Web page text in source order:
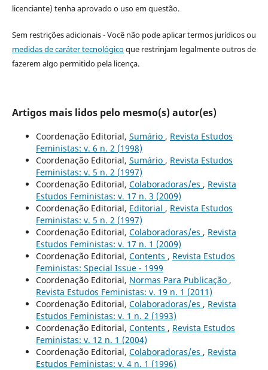
licenciante) tenha aprovado o uso em questão.
Sem restrições adicionais - Você não pode aplicar termos jurídicos ou
medidas de caráter tecnológicoque restrinjam legalmente outros de
fazerem algo permitido pela licença.
Artigos mais lidos pelo mesmo(s) autor(es)
Coordenação Editorial, Sumário , Revista Estudos
Feministas: v. 6 n. 2 (1998)
Coordenação Editorial, Sumário , Revista Estudos
Feministas: v. 5 n. 2 (1997)
Coordenação Editorial, Colaboradoras/es , Revista
Estudos Feministas: v. 17 n. 3 (2009)
Coordenação Editorial, Editorial , Revista Estudos
Feministas: v. 5 n. 2 (1997)
Coordenação Editorial, Colaboradoras/es , Revista
Estudos Feministas: v. 17 n. 1 (2009)
Coordenação Editorial, Contents , Revista Estudos
Feministas: Special Issue - 1999
Coordenação Editorial, Normas Para Publicação ,
Revista Estudos Feministas: v. 19 n. 1 (2011)
Coordenação Editorial, Colaboradoras/es , Revista
Estudos Feministas: v. 1 n. 2 (1993)
Coordenação Editorial, Contents , Revista Estudos
Feministas: v. 12 n. 1 (2004)
Coordenação Editorial, Colaboradoras/es , Revista
Estudos Feministas: v. 4 n. 1 (1996)